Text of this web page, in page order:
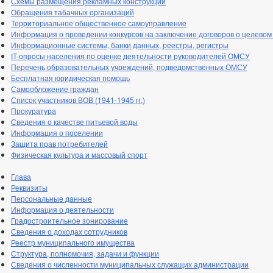
Обращения табачных организаций
Территориальное общественное самоуправление
Информация о проведении конкурсов на заключение договоров о
Информационные системы, банки данных, реестры, регистры
IT-опросы населения по оценке деятельности руководителей ОМСУ
Перечень образовательных учреждений, подведомственных ОМСУ
Бесплатная юридическая помощь
Самообложение граждан
Список участников ВОВ (1941-1945 гг.)
Прокуратура
Сведения о качестве питьевой воды
Информация о поселении
Защита прав потребителей
Физическая культура и массовый спорт
Глава
Реквизиты
Персональные данные
Информация о деятельности
Градостроительное зонирование
Сведения о доходах сотрудников
Реестр муниципального имущества
Структура, полномочия, задачи и функции
Сведения о численности муниципальных служащих администрации